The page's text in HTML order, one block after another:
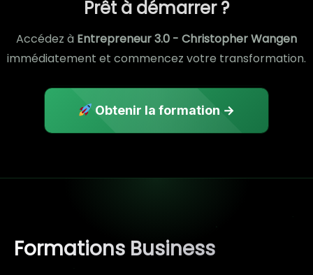
Prêt à démarrer ?
Accédez à Entrepreneur 3.0 - Christopher Wangen
immédiatement et commencez votre transformation.
Obtenir la formation →
Formations Business